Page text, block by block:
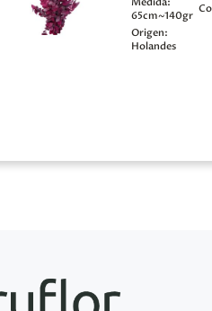
65cm~140gr
Origen:
Holandes